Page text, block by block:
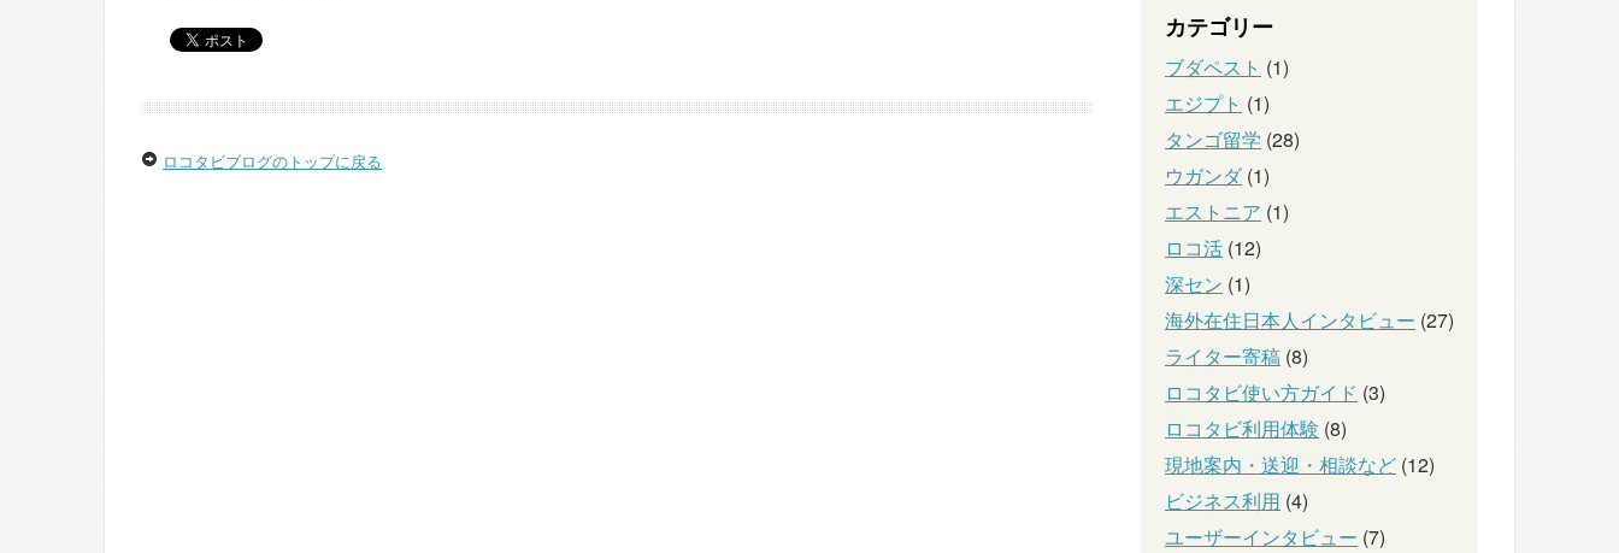
ロコタビブログのトップに戻る
カテゴリー
ブダペスト (1)
エジプト (1)
タンゴ留学 (28)
ウガンダ(1)
エストニア (1)
ロコ活 (12)
深セン (1)
海外在住日本人インタビュー (27)
ライター寄稿 (8)
ロコタビ使い方ガイド (3)
ロコタビ利用体験 (8)
現地案内・送迎・相談など (12)
ビジネス利用 (4)
ユーザーインタビュー (7)